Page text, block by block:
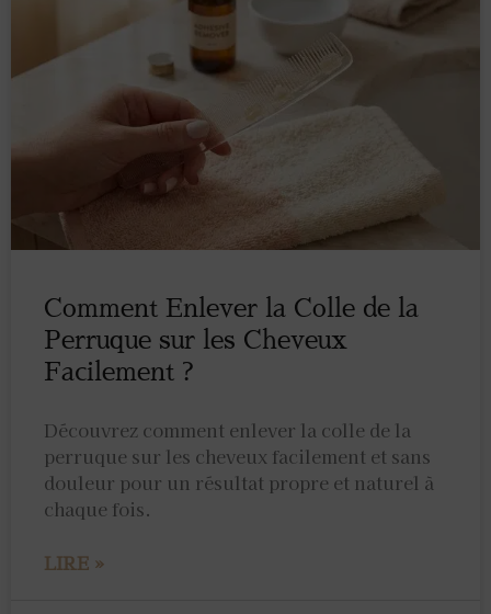
Comment Enlever la Colle de la
Perruque sur les Cheveux
Facilement ?
Découvrez comment enlever la colle de la
perruque sur les cheveux facilement et sans
douleur pour un résultat propre et naturel à
chaque fois.
LIRE »